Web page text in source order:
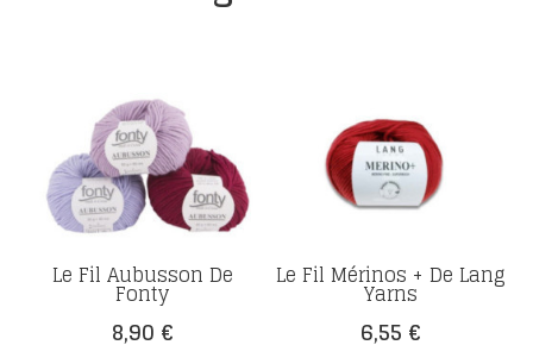
Le Fil Aubusson De
Fonty
Prix
8,90 €
Le Fil Mérinos + De Lang
Yarns
Prix
6,55 €